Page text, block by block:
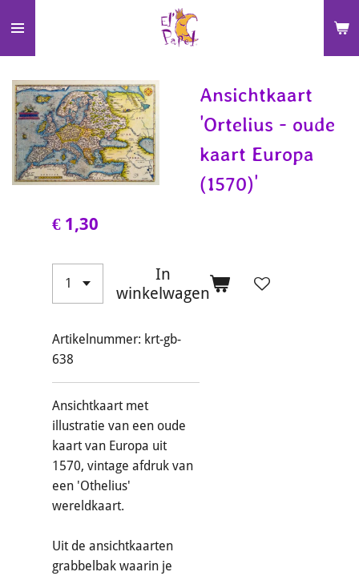
direct
naar
de
hoofdinhoud
Ansichtkaart
'Ortelius - oude
kaart Europa
(1570)'
€ 1,30
In
winkelwagen
Artikelnummer: krt-gb-
638
Ansichtkaart met
illustratie van een oude
kaart van Europa uit
1570, vintage afdruk van
een 'Othelius'
wereldkaart.
Uit de ansichtkaarten
grabbelbak waarin je